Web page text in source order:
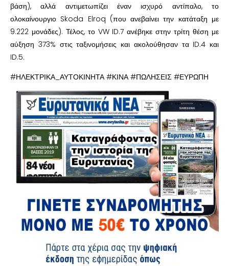
βάση), αλλά αντιμετωπίζει έναν ισχυρό αντίπαλο, το
ολοκαίνουργιο Skoda Elroq (που ανεβαίνει την κατάταξη με
9.222 μονάδες). Τέλος, το VW ID.7 ανέβηκε στην τρίτη θέση με
αύξηση 373% στις ταξινομήσεις και ακολούθησαν τα ID.4 και
ID.5.
#ΗΛΕΚΤΡΙΚΑ_ΑΥΤΟΚΙΝΗΤΑ #ΚΙΝΑ #ΠΩΛΗΣΕΙΣ #ΕΥΡΩΠΗ